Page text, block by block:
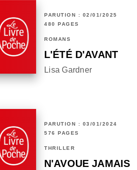
PARUTION : 02/01/2025
480 PAGES
ROMANS
L'ÉTÉ D'AVANT
Lisa Gardner
PARUTION : 03/01/2024
576 PAGES
THRILLER
N'AVOUE JAMAIS